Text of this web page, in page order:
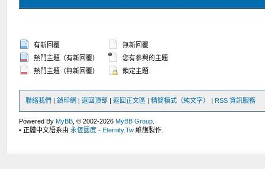
有新回覆
熱門主題（有新回覆）
熱門主題（無新回覆）
無新回覆
您有參與的主題
鎖定主題
聯絡我們 |鎖印網 |返回頂部 |返回正文區 |精簡模式（純文字） | RSS 資訊服務
Powered ByMyBB , © 2002-2026MyBB Group
• 正體中文語系由永恆國度 - Eternity.Tw 維護製作.